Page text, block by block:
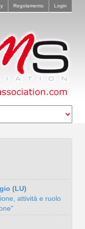
Regolamento Login
(LU)
attività e ruolo